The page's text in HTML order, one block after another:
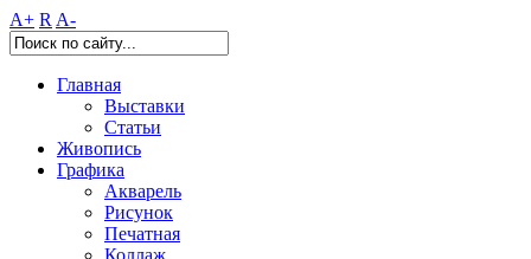
A+ R A-
Главная
Выставки
Статьи
Живопись
Графика
Акварель
Рисунок
Печатная
Коллаж